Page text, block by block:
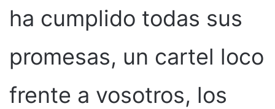
ha cumplido todas sus
promesas, un cartel loco
frente a vosotros, los